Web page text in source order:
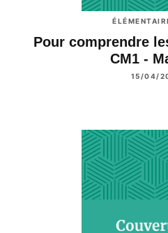
Pour comprendre
CM1 -
15/04/